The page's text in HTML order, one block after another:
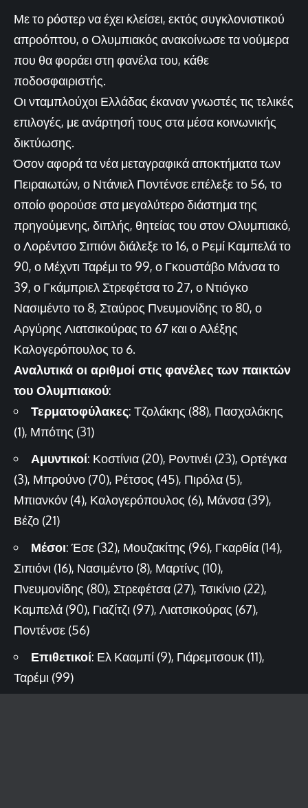
Με το ρόστερ να έχει κλείσει, εκτός συγκλονιστικού
απροόπτου, ο Ολυμπιακός ανακοίνωσε τα νούμερα
που θα φοράει στη φανέλα του, κάθε
ποδοσφαιριστής.
Οι νταμπλούχοι Ελλάδας έκαναν γνωστές τις τελικές
επιλογές, με ανάρτησή τους στα μέσα κοινωνικής
δικτύωσης.
Όσον αφορά τα νέα μεταγραφικά αποκτήματα των
Πειραιωτών, ο Ντάνιελ Ποντένσε επέλεξε το 56, το
οποίο φορούσε στα μεγαλύτερο διάστημα της
πρηγούμενης, διπλής, θητείας του στον Ολυμπιακό,
ο Λορέντσο Σιπιόνι διάλεξε το 16, ο Ρεμί Καμπελά το
90, ο Μέχντι Ταρέμι το 99, ο Γκουστάβο Μάνσα το
39, ο Γκάμπριελ Στρεφέτσα το 27, ο Ντιόγκο
Νασιμέντο το 8, Σταύρος Πνευμονίδης το 80, ο
Αργύρης Λιατσικούρας το 67 και ο Αλέξης
Καλογερόπουλος το 6.
Αναλυτικά οι αριθμοί στις φανέλες των παικτών
του Ολυμπιακού:
Τερματοφύλακες: Τζολάκης (88), Πασχαλάκης
(1), Μπότης (31)
Αμυντικοί: Κοστίνια (20), Ροντινέι (23), Ορτέγκα
(3), Μπρούνο (70), Ρέτσος (45), Πιρόλα (5),
Μπιανκόν (4), Καλογερόπουλος (6), Μάνσα (39),
Βέζο (21)
Μέσοι: Έσε (32), Μουζακίτης (96), Γκαρθία (14),
Σιπιόνι (16), Νασιμέντο (8), Μαρτίνς (10),
Πνευμονίδης (80), Στρεφέτσα (27), Τσικίνιο (22),
Καμπελά (90), Γιαζίτζι (97), Λιατσικούρας (67),
Ποντένσε (56)
Επιθετικοί: Ελ Κααμπί (9), Γιάρεμτσουκ (11),
Ταρέμι (99)